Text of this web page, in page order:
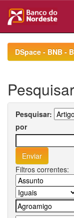
navigationDSpace - BNB -
Pesquisar
Pesquisar:
por
Filtros correntes: